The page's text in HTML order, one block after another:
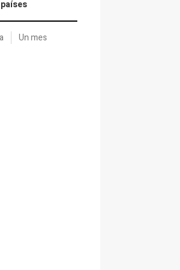
Un mes